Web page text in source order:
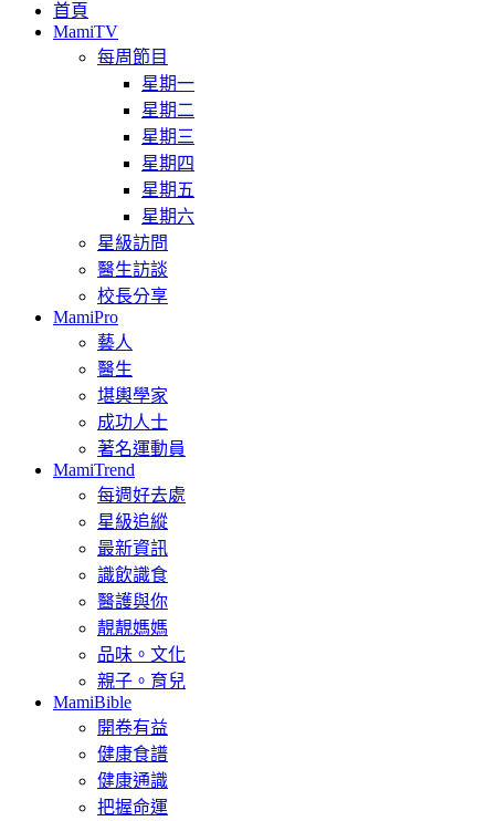
首頁
MamiTV
每周節目
星期一
星期二
星期三
星期四
星期五
星期六
星級訪問
醫生訪談
校長分享
MamiPro
藝人
醫生
堪輿學家
成功人士
著名運動員
MamiTrend
每週好去處
星級追縱
最新資訊
識飲識食
醫護與你
靚靚媽媽
品味。文化
親子。育兒
MamiBible
開卷有益
健康食譜
健康通識
把握命運